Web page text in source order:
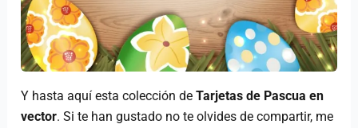
Y hasta aquí esta colección deTarjetas de Pascua en
vector. Si te han gustado no te olvides de compartir, me